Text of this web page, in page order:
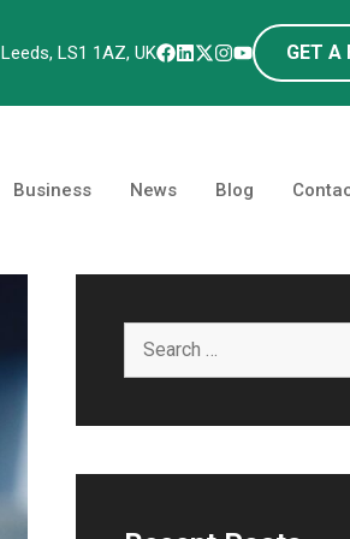
Leeds, LS1 1AZ, UK GET A
Business News Blog
for: